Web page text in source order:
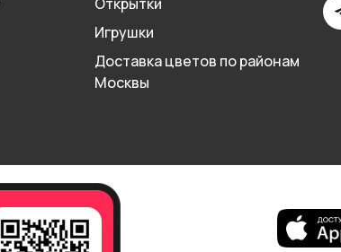
Игрушки
Доставка цветов по районам
Москвы